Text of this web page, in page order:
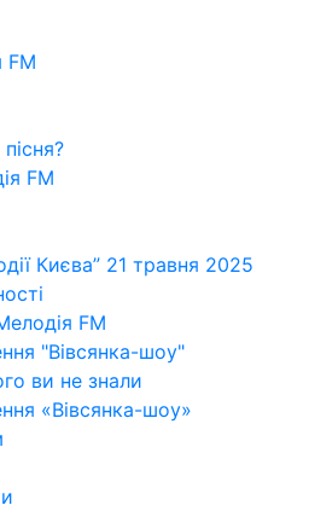
FM
FM
Києва” 21 травня 2025
FM
"Вівсянка-шоу"
ви не знали
«Вівсянка-шоу»